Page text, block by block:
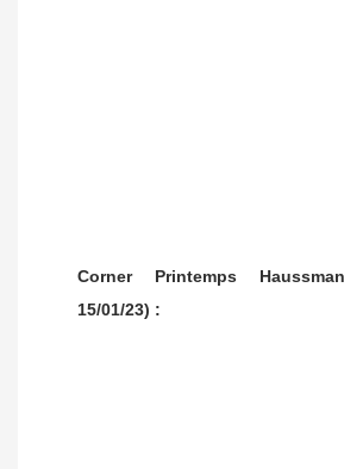
Corner Printemps
15/01/23) :